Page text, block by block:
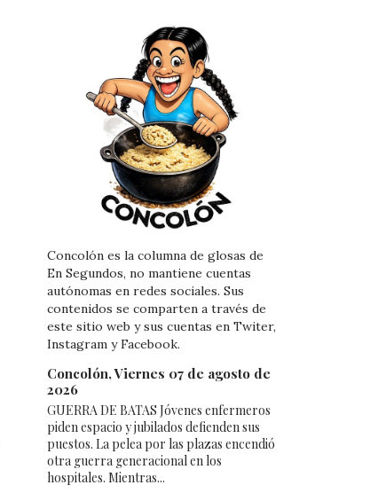
Concolón es la columna de glosas de
En Segundos, no mantiene cuentas
autónomas en redes sociales. Sus
contenidos se comparten a través de
este sitio web y sus cuentas en Twiter,
Instagram y Facebook.
Concolón, Viernes 07 de agosto de
2026
GUERRA DE BATAS Jóvenes enfermeros
piden espacio y jubilados defienden sus
puestos. La pelea por las plazas encendió
otra guerra generacional en los
hospitales. Mientras...